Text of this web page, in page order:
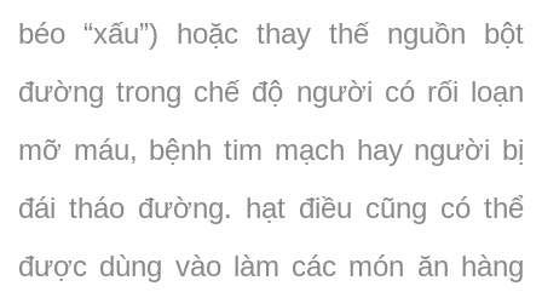
béo “xấu”) hoặc thay thế nguồn bột
đường trong chế độ người có rối loạn
mỡ máu, bệnh tim mạch hay người bị
đái tháo đường. hạt điều cũng có thể
được dùng vào làm các món ăn hàng